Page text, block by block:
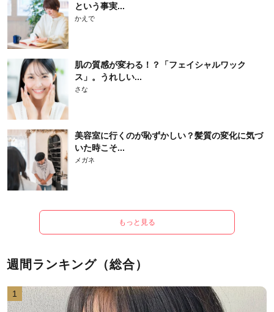
という事実...
かえで
肌の質感が変わる！？「フェイシャルワック
ス」。うれしい...
さな
美容室に行くのが恥ずかしい？髪質の変化に気づ
いた時こそ...
メガネ
もっと見る
週間ランキング（総合）
1